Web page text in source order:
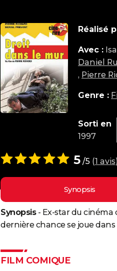
Réalisé
Avec :
Daniel
, Pierre
Genre :
Sorti en
1997
5/5 (1 avis
Synopsis
Synopsis- Ex-star du cinéma
dernière chance se joue
FILM COMIQUE